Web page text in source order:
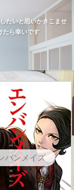
たいと思いかきこませ
たら幸いです
バンメイズ